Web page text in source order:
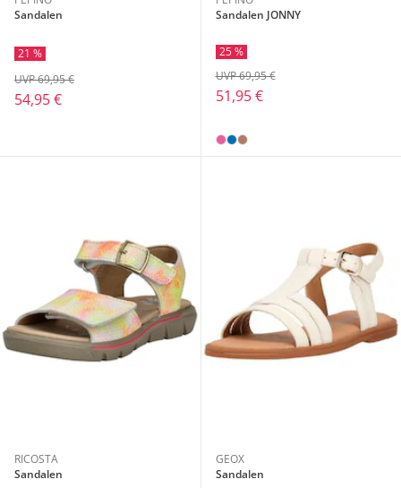
Sandalen
21 %
54,95 €
UVP 69,95 €
Sandalen JONNY
25 %
51,95 €
UVP 69,95 €
RICOSTA
Sandalen
GEOX
Sandalen